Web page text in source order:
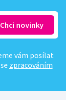
vám posílat
zpracováním